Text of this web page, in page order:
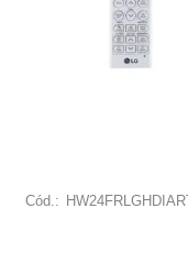
Cód.: